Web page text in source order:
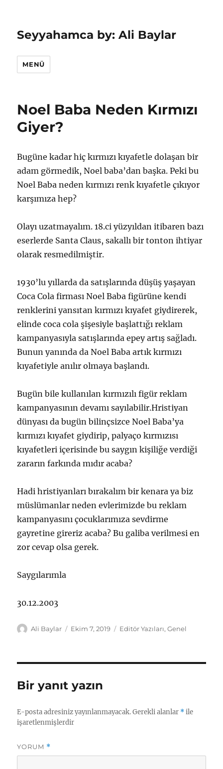
Seyyahamca by: Ali Baylar
MENÜ
Noel Baba Neden Kırmızı
Giyer?
Bugüne kadar hiç kırmızı kıyafetle dolaşan bir
adam görmedik, Noel baba’dan başka. Peki bu
Noel Baba neden kırmızı renk kıyafetle çıkıyor
karşımıza hep?
Olayı uzatmayalım. 18.ci yüzyıldan itibaren bazı
eserlerde Santa Claus, sakallı bir tonton ihtiyar
olarak resmedilmiştir.
1930’lu yıllarda da satışlarında düşüş yaşayan
Coca Cola firması Noel Baba figürüne kendi
renklerini yansıtan kırmızı kıyafet giydirerek,
elinde coca cola şişesiyle başlattığı reklam
kampanyasıyla satışlarında epey artış sağladı.
Bunun yanında da Noel Baba artık kırmızı
kıyafetiyle anılır olmaya başlandı.
Bugün bile kullanılan kırmızılı figür reklam
kampanyasının devamı sayılabilir.Hristiyan
dünyası da bugün bilinçsizce Noel Baba’ya
kırmızı kıyafet giydirip, palyaço kırmızısı
kıyafetleri içerisinde bu saygın kişiliğe verdiği
zararın farkında mıdır acaba?
Hadi hristiyanları bırakalım bir kenara ya biz
müslümanlar neden evlerimizde bu reklam
kampanyasını çocuklarımıza sevdirme
gayretine gireriz acaba? Bu galiba verilmesi en
zor cevap olsa gerek.
Saygılarımla
30.12.2003
Yazar
Ali Baylar
Yayın
Ekim 7, 2019 Kategoriler
Editör Yazıları,Genel
Bir yanıt yazın
E-posta adresiniz yayınlanmayacak. Gerekli alanlar *ile
işaretlenmişlerdir
YORUM *